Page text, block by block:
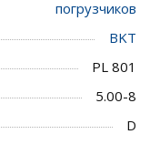
погрузчиков
BKT
PL 801
5.00-8
D